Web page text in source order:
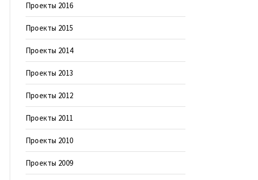
Проекты 2016
Проекты 2015
Проекты 2014
Проекты 2013
Проекты 2012
Проекты 2011
Проекты 2010
Проекты 2009